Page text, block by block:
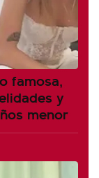
famosa,
y
menor